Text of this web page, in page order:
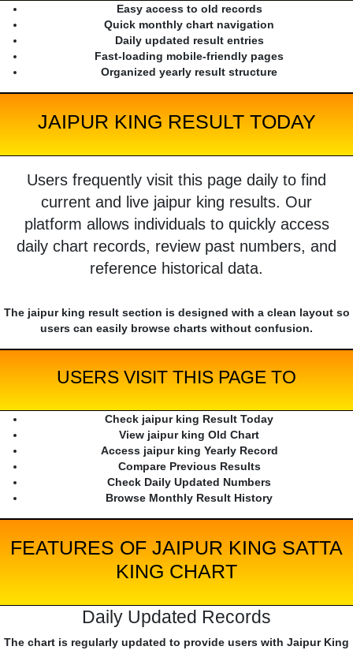
Easy access to old records
Quick monthly chart navigation
Daily updated result entries
Fast-loading mobile-friendly pages
Organized yearly result structure
JAIPUR KING RESULT TODAY
Users frequently visit this page daily to find
current and live jaipur king results. Our
platform allows individuals to quickly access
daily chart records, review past numbers, and
reference historical data.
The jaipur king result section is designed with a clean layout so
users can easily browse charts without confusion.
USERS VISIT THIS PAGE TO
Check jaipur king Result Today
View jaipur king Old Chart
Access jaipur king Yearly Record
Compare Previous Results
Check Daily Updated Numbers
Browse Monthly Result History
FEATURES OF JAIPUR KING SATTA
KING CHART
Daily Updated Records
The chart is regularly updated to provide users with Jaipur King